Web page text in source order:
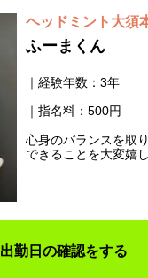
ヘッドミント大須
ふーまくん
経験年数：3年
指名料：500円
心身のバランスを取
できることを大変嬉
出勤日の確認をする